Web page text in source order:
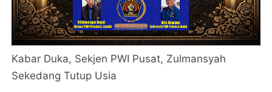
Kabar Duka, Sekjen PWI Pusat, Zulmansyah
Sekedang Tutup Usia